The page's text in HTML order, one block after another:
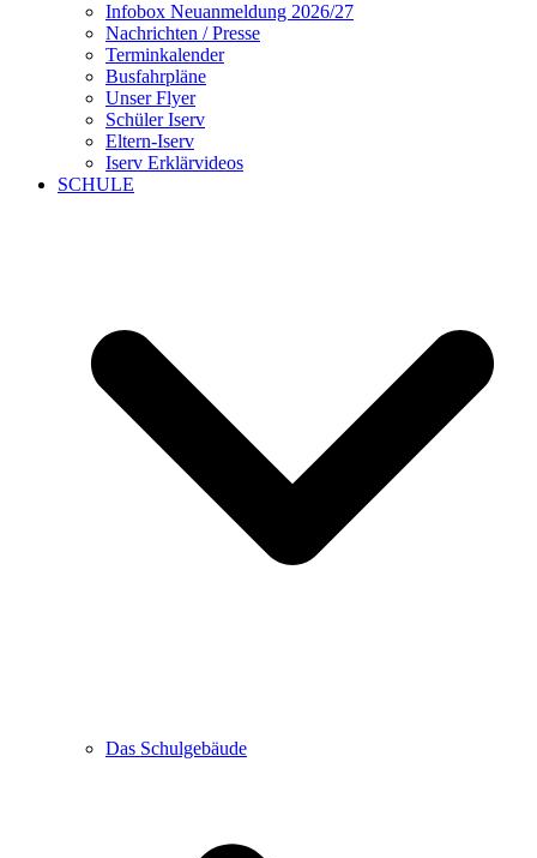
Infobox Neuanmeldung 2026/27
Nachrichten / Presse
Terminkalender
Busfahrpläne
Unser Flyer
Schüler Iserv
Eltern-Iserv
Iserv Erklärvideos
SCHULE
Das Schulgebäude